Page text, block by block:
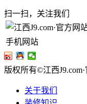
扫一扫，关注我们
手机网站
版权所有©江西
关于我们